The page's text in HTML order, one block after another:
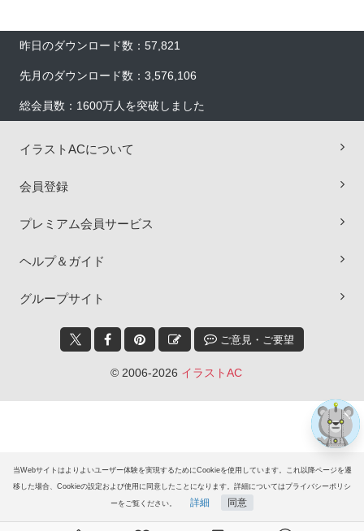
当Webサイトはよりよいユーザー体験を実現するためにCookieを使用しています。これ以降ページを遷
移した場合、Cookieの設定および使用に同意したことになります。詳細についてはプライバシーポリシ
ーをご覧ください。 詳細 同意
昨日のダウンロード数：57,821
先月のダウンロード数：3,576,106
総会員数：1600万人を突破しました
イラストACについて
会員登録
プレミアム会員サービス
ヘルプ＆ガイド
グループサイト
ご意見・ご要望
© 2006-2026 イラストAC